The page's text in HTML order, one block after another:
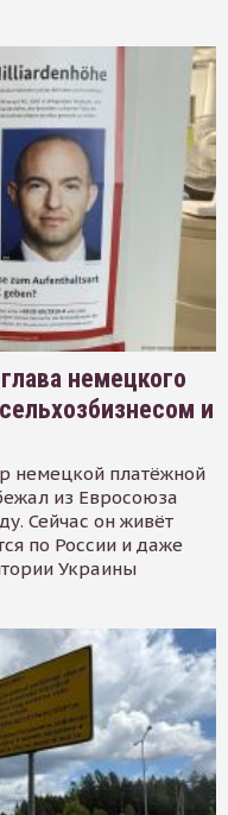
немецкого
и
немецкой платёжной
из Евросоюза
Сейчас он живёт
по России и даже
Украины